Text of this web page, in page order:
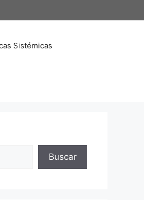
Sistémicas
Buscar